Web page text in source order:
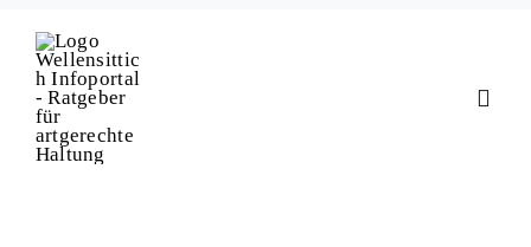
Inhalt
springen